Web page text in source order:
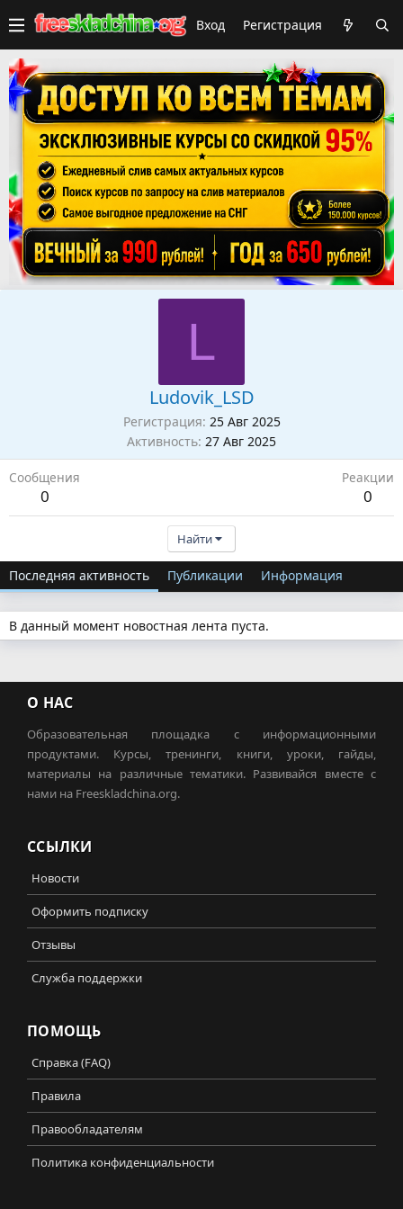
Вход Регистрация
L
Ludovik_LSD
Регистрация 25 Авг 2025
Активность 27 Авг 2025
Сообщения
0
Реакции
0
Найти
Последняя активность Публикации Информация
В данный момент новостная лента пуста.
О НАС
Образовательная площадка с информационными
продуктами. Курсы, тренинги, книги, уроки, гайды,
материалы на различные тематики. Развивайся вместе с
нами на Freeskladchina.org.
ССЫЛКИ
Новости
Оформить подписку
Отзывы
Служба поддержки
ПОМОЩЬ
Справка (FAQ)
Правила
Правообладателям
Политика конфиденциальности